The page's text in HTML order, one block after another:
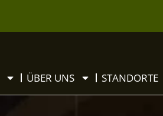
ÜBER UNS STANDORTE